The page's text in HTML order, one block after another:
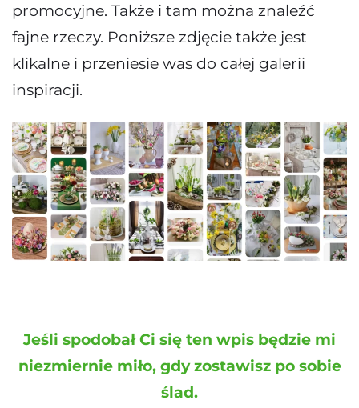
promocyjne. Także i tam można znaleźć
fajne rzeczy. Poniższe zdjęcie także jest
klikalne i przeniesie was do całej galerii
inspiracji.
Jeśli spodobał Ci się ten wpis będzie mi
niezmiernie miło, gdy zostawisz po sobie
ślad.